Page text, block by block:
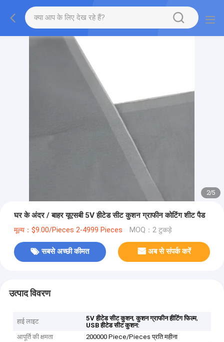
2/5
घर के अंदर / बाहर यूएसबी 5V हीटेड सीट कुशन ग्राफीन कोटिंग शीट पैड
मूल्य：$9.00/Pieces 2-4999 Pieces MOQ：2 टुकड़े
सबसे अच्छी कीमत अब से संपर्क करें
उत्पाद विवरण
हाई लाइट 5V हीटेड सीट कुशन,कुशन ग्राफीन हीटिंग फिल्म,
USB हीटेड सीट कुशन:
आपूर्ति की क्षमता
200000 Piece/Pieces प्रति महीना